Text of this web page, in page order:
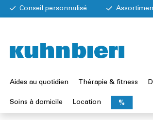
Conseil personnalisé
Aides au quotidien Thérapie & fitness
Soins à domicile Location %